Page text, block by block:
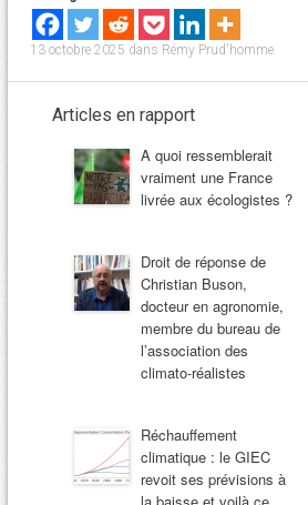
13 octobre 2025 dans Rémy Prud'homme.
Articles en rapport
A quoi ressemblerait
vraiment une France
livrée aux écologistes ?
Droit de réponse de
Christian Buson,
docteur en agronomie,
membre du bureau de
l’association des
climato-réalistes
Réchauffement
climatique : le GIEC
revoit ses prévisions à